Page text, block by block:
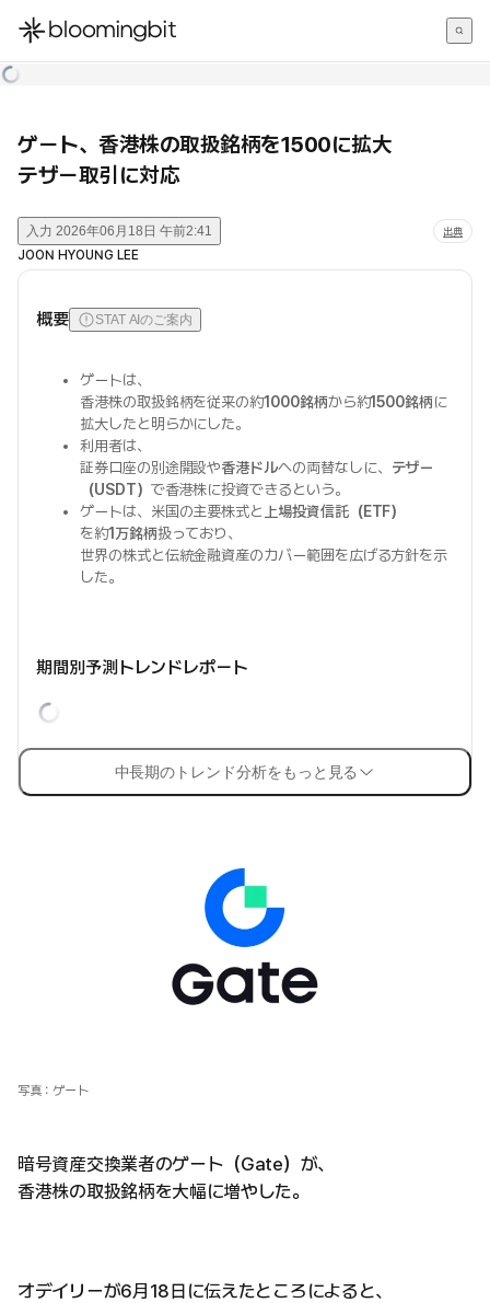
한국어
ゲート、香港株の取扱銘柄を1500に拡大
テザー取引に対応
入力 2026年06月18日 午前2:41 出典
JOON HYOUNG LEE
概要 STAT AIのご案内
ゲートは、
香港株の取扱銘柄を従来の約1000銘柄から約1500銘柄に
拡大したと明らかにした。
利用者は、
証券口座の別途開設や香港ドルへの両替なしに、 テザー
（USDT） で香港株に投資できるという。
ゲートは、米国の主要株式と 上場投資信託（ETF）
を約1万銘柄扱っており、
世界の株式と伝統金融資産のカバー範囲を広げる方針を示
した。
期間別予測トレンドレポート
中長期のトレンド分析をもっと見る
写真：ゲート
暗号資産交換業者のゲート（Gate）が、
香港株の取扱銘柄を大幅に増やした。
オデイリーが6月18日に伝えたところによると、